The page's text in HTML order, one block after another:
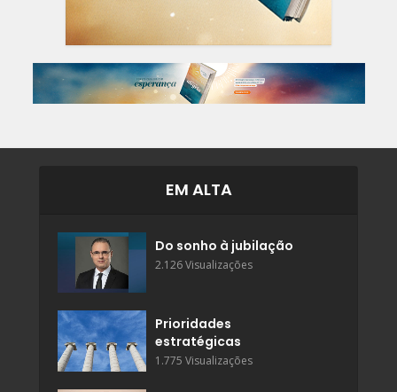
EM ALTA
Do sonho à jubilação
2.126 Visualizações
Prioridades
estratégicas
1.775 Visualizações